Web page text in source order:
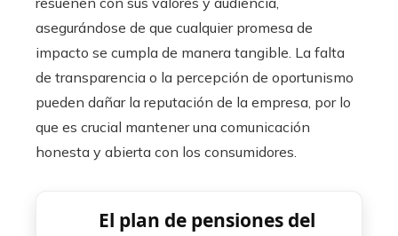
asegurándose de que cualquier promesa de
impacto se cumpla de manera tangible. La falta
de transparencia o la percepción de oportunismo
pueden dañar la reputación de la empresa, por lo
que es crucial mantener una comunicación
honesta y abierta con los consumidores.
El plan de pensiones del